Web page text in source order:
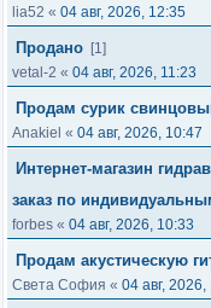
lia52 « 04 авг, 2026, 12:35
Продано [1]
vetal-2 « 04 авг, 2026, 11:23
Продам сурик
Anakiel « 04 авг, 2026, 10:47
Интернет-магазин
заказ по
forbes « 04 авг, 2026, 10:33
Продам акустическую
Света София « 04 авг, 2026,